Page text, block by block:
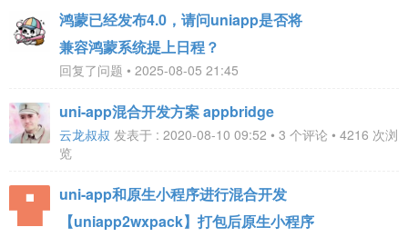
鸿蒙已经发布4.0，请问uniapp是否将
兼容鸿蒙系统提上日程？
回复了问题 • 2025-08-05 21:45
uni-app混合开发方案 appbridge
云龙叔叔 发表于 : 2020-08-10 09:52 • 3 个评论 • 4216 次浏
览
uni-app和原生小程序进行混合开发
【uniapp2wxpack】打包后原生小程序